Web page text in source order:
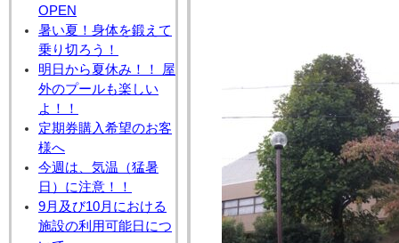
OPEN
暑い夏！身体を鍛えて
乗り切ろう！
明日から夏休み！！ 屋
外のプールも楽しい
よ！！
定期券購入希望のお客
様へ
今週は、気温（猛暑
日）に注意！！
9月及び10月における
施設の利用可能日につ